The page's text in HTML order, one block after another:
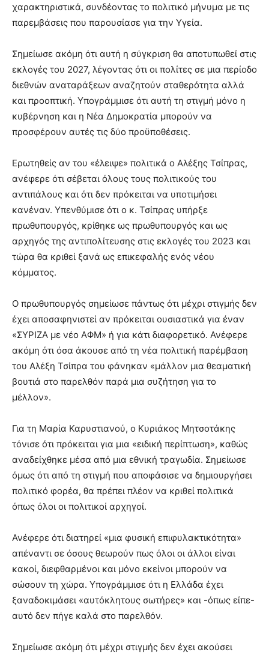
χαρακτηριστικά, συνδέοντας το πολιτικό μήνυμα με τις
παρεμβάσεις που παρουσίασε για την Υγεία.
Σημείωσε ακόμη ότι αυτή η σύγκριση θα αποτυπωθεί στις
εκλογές του 2027, λέγοντας ότι οι πολίτες σε μια περίοδο
διεθνών αναταράξεων αναζητούν σταθερότητα αλλά
και προοπτική. Υπογράμμισε ότι αυτή τη στιγμή μόνο η
κυβέρνηση και η Νέα Δημοκρατία μπορούν να
προσφέρουν αυτές τις δύο προϋποθέσεις.
Ερωτηθείς αν του «έλειψε» πολιτικά ο Αλέξης Τσίπρας,
ανέφερε ότι σέβεται όλους τους πολιτικούς του
αντιπάλους και ότι δεν πρόκειται να υποτιμήσει
κανέναν. Υπενθύμισε ότι ο κ. Τσίπρας υπήρξε
πρωθυπουργός, κρίθηκε ως πρωθυπουργός και ως
αρχηγός της αντιπολίτευσης στις εκλογές του 2023 και
τώρα θα κριθεί ξανά ως επικεφαλής ενός νέου
κόμματος.
Ο πρωθυπουργός σημείωσε πάντως ότι μέχρι στιγμής δεν
έχει αποσαφηνιστεί αν πρόκειται ουσιαστικά για έναν
«ΣΥΡΙΖΑ με νέο ΑΦΜ» ή για κάτι διαφορετικό. Ανέφερε
ακόμη ότι όσα άκουσε από τη νέα πολιτική παρέμβαση
του Αλέξη Τσίπρα του φάνηκαν «μάλλον μια θεαματική
βουτιά στο παρελθόν παρά μια συζήτηση για το
μέλλον».
Για τη Μαρία Καρυστιανού, ο Κυριάκος Μητσοτάκης
τόνισε ότι πρόκειται για μια «ειδική περίπτωση», καθώς
αναδείχθηκε μέσα από μια εθνική τραγωδία. Σημείωσε
όμως ότι από τη στιγμή που αποφάσισε να δημιουργήσει
πολιτικό φορέα, θα πρέπει πλέον να κριθεί πολιτικά
όπως όλοι οι πολιτικοί αρχηγοί.
Ανέφερε ότι διατηρεί «μια φυσική επιφυλακτικότητα»
απέναντι σε όσους θεωρούν πως όλοι οι άλλοι είναι
κακοί, διεφθαρμένοι και μόνο εκείνοι μπορούν να
σώσουν τη χώρα. Υπογράμμισε ότι η Ελλάδα έχει
ξαναδοκιμάσει «αυτόκλητους σωτήρες» και -όπως είπε-
αυτό δεν πήγε καλά στο παρελθόν.
Σημείωσε ακόμη ότι μέχρι στιγμής δεν έχει ακούσει